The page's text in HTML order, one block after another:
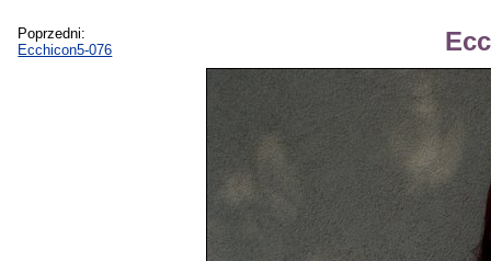
Poprzedni:
Ecchicon5-076